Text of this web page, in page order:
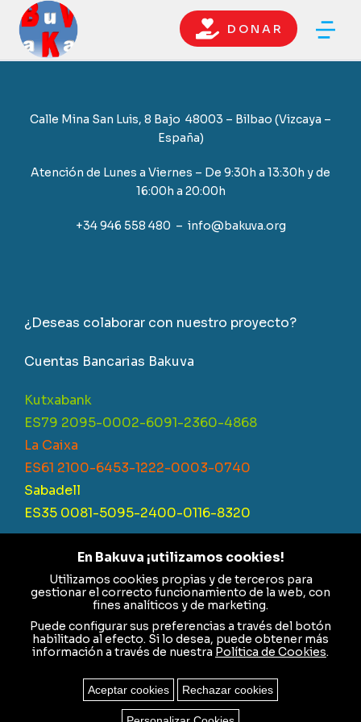
D O N A R
Calle Mina San Luis, 8 Bajo 48003 – Bilbao (Vizcaya –
España)
Atención de Lunes a Viernes – De 9:30h a 13:30h y de
16:00h a 20:00h
+34 946 558 480 – info@bakuva.org
¿Deseas colaborar con nuestro proyecto?
Cuentas Bancarias Bakuva
Kutxabank
ES79 2095-0002-6091-2360-4868
La Caixa
ES61 2100-6453-1222-0003-0740
Sabadell
ES35 0081-5095-2400-0116-8320
Fundación Bakuva Integración Social – CIF G95548822 –
Inscrita en el Registro de Fundaciones con el Número F-235
Aviso Legal|Política de cookies|Política de
privacidad
© 2024 TODOS LOS DERECHOS RESERVADOS
En Bakuva ¡utilizamos cookies!
Utilizamos cookies propias y de terceros para
gestionar el correcto funcionamiento de la web, con
fines analíticos y de marketing.
Puede configurar sus preferencias a través del botón
habilitado al efecto. Si lo desea, puede obtener más
información a través de nuestra Política de Cookies.
Aceptar cookies Rechazar cookies